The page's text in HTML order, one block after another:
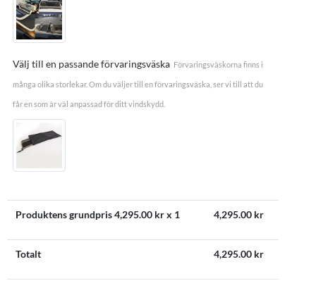
Välj till en passande förvaringsväska Förvaringsväskorna finns i
många olika storlekar. Om du väljer till en förvaringsväska, ser vi till att du
får en som är väl anpassad för ditt vindskydd.
Produktens grundpris4,295.00 kr x 1 4,295.00 kr
Totalt 4,295.00 kr